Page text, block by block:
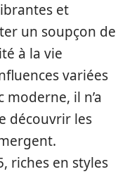
et
un soupçon de
à la vie
variées
il n’a
découvrir les
riches en styles